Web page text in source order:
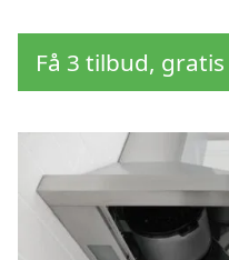
Få 3 tilbud,